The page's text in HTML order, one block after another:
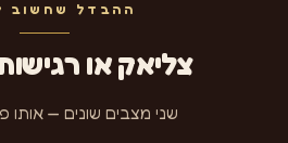
ההבדל שחשוב
צליאק או
שני מצבים שונים — אותו